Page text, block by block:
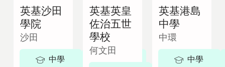
英基沙田
學院
沙田
中學
英基英皇
佐治五世
學校
何文田
英基港島
中學
中環
中學